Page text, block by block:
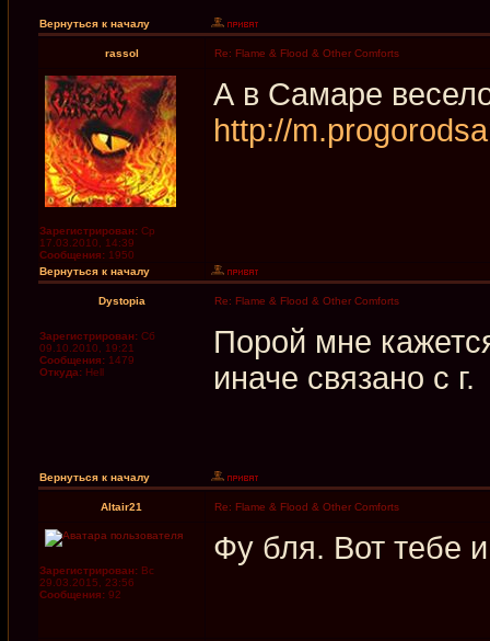
Вернуться к началу
rassol Re: Flame & Flood & Other Comforts
Зарегистрирован: Ср
17.03.2010, 14:39
Сообщения: 1950
А в Самаре
http://
Вернуться к началу
Dystopia Re: Flame & Flood & Other Comforts
Зарегистрирован: Сб
09.10.2010, 19:21
Сообщения: 1479
Откуда: Hell
Порой мне
иначе связано с г.
Вернуться к началу
Altair21 Re: Flame & Flood & Other Comforts
Зарегистрирован: Вс
29.03.2015, 23:56
Сообщения: 92
Фу бля. Вот тебе